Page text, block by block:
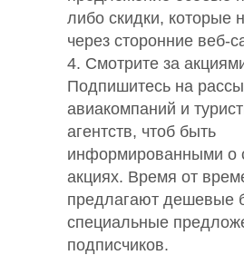
либо скидки, которые
через сторонние веб-
4. Смотрите за
Подпишитесь на
авиакомпаний и
агентств, чтоб быть
информированными о
акциях. Время от
предлагают дешевые
специальные
подписчиков.